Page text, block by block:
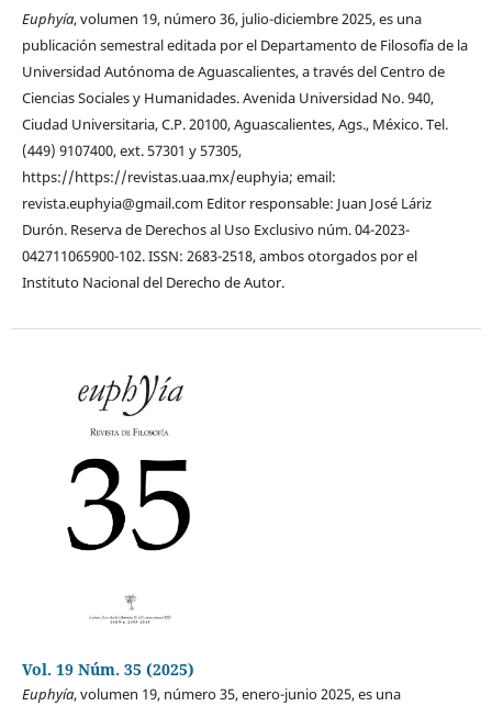
Euphyía, volumen 19, número 36, julio-diciembre 2025, es una
publicación semestral editada por el Departamento de Filoso´fía de la
Universidad Autónoma de Aguascalientes, a través del Centro de
Ciencias Sociales y Humanidades. Avenida Universidad No. 940,
Ciudad Universitaria, C.P. 20100, Aguascalientes, Ags., México. Tel.
(449) 9107400, ext. 57301 y 57305,
https://https://revistas.uaa.mx/euphyia; email:
revista.euphyia@gmail.com Editor responsable: Juan José Láriz
Durón. Reserva de Derechos al Uso Exclusivo núm. 04-2023-
042711065900-102. ISSN: 2683-2518, ambos otorgados por el
Instituto Nacional del Derecho de Autor.
Vol. 19 Núm. 35 (2025)
Euphyía, volumen 19, número 35, enero-junio 2025, es una